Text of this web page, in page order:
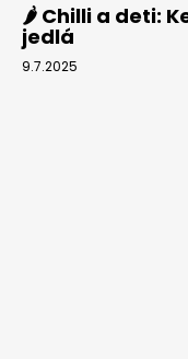
🌶️ Chilli a deti:
jedlá
9.7.2025